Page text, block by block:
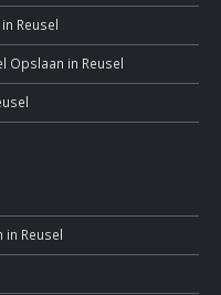
Reusel
Opslaan in Reusel
in Reusel